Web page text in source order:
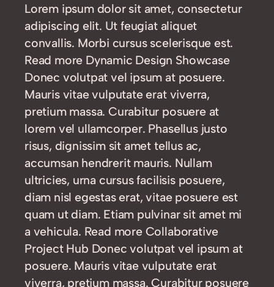
Lorem ipsum dolor sit amet, consectetur
adipiscing elit. Ut feugiat aliquet
convallis. Morbi cursus scelerisque est.
Read more Dynamic Design Showcase
Donec volutpat vel ipsum at posuere.
Mauris vitae vulputate erat viverra,
pretium massa. Curabitur posuere at
lorem vel ullamcorper. Phasellus justo
risus, dignissim sit amet tellus ac,
accumsan hendrerit mauris. Nullam
ultricies, urna cursus facilisis posuere,
diam nisl egestas erat, vitae posuere est
quam ut diam. Etiam pulvinar sit amet mi
a vehicula. Read more Collaborative
Project Hub Donec volutpat vel ipsum at
posuere. Mauris vitae vulputate erat
viverra, pretium massa. Curabitur posuere